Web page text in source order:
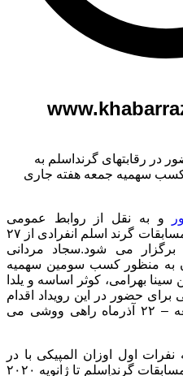
در رقابتهای گرنداسلم به
کسب سهمیه جمعه هفته جاری
و به نقل از روابط عمومی
فدراسیون تکواندو، سومین دوره مسابقات گرند اسلم انفرادی از ۲۷
برگزار می شود.سجاد مردانی
به منظور کسب سومین سهمیه
۲۰۲۰ و همچنین سینا بهرامی، کوثر اساسه و یلدا
حضور در این رویداد اقدام
کرده اند ساعت ۲۱:۱۰ روز جمعه – ۲۲ آذرماه راهی ووشی می
المپیک توکیو ۲۰۲۰ به نفرات اول اوزان المپیکی با در
نظر گرفتن جمع امتیازات آنها در مسابقات گرنداِسلم تا ژانویه ۲۰۲۰